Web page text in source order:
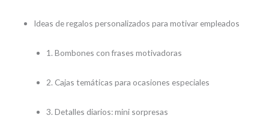
Ideas de regalos personalizados para motivar empleados
1. Bombones con frases motivadoras
2. Cajas temáticas para ocasiones especiales
3. Detalles diarios: mini sorpresas